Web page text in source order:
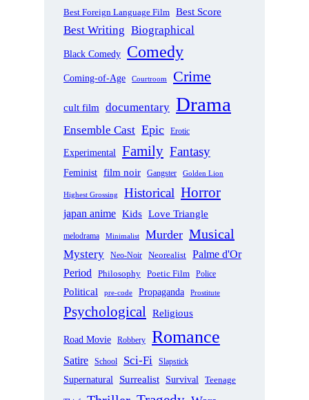
Best Foreign Language Film Best Score
Best Writing Biographical
Black Comedy Comedy
Coming-of-Age Courtroom Crime
cult film documentary Drama
Ensemble Cast Epic Erotic
Experimental Family Fantasy
Feminist film noir Gangster Golden Lion
Highest Grossing Historical Horror
japan anime Kids Love Triangle
melodrama Minimalist Murder Musical
Mystery Neo-Noir Neorealist Palme d'Or
Period Philosophy Poetic Film Police
Political pre-code Propaganda Prostitute
Psychological Religious
Road Movie Robbery Romance
Satire School Sci-Fi Slapstick
Supernatural Surrealist Survival Teenage